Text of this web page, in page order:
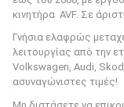
κινητήρα AVF. Σε
Γνήσια ελαφρώς
λειτουργίας από την
Volkswagen, Audi,
ασυναγώνιστες τιμές!